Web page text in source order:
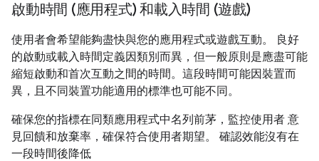
啟動時間 (應用程式) 和載入時間 (遊戲)
使用者會希望能夠盡快與您的應用程式或遊戲互動。 良好
的啟動或載入時間定義因類別而異，但一般原則是應盡可能
縮短啟動和首次互動之間的時間。這段時間可能因裝置而
異，且不同裝置功能適用的標準也可能不同。
確保您的指標在同類應用程式中名列前茅，監控使用者 意
見回饋和放棄率，確保符合使用者期望。 確認效能沒有在
一段時間後降低